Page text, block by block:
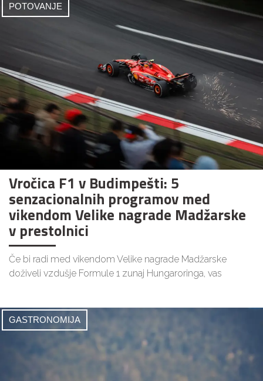
POTOVANJE
Vročica F1 v Budimpešti: 5
senzacionalnih programov med
vikendom Velike nagrade Madžarske
v prestolnici
Če bi radi med vikendom Velike nagrade Madžarske
doživeli vzdušje Formule 1 zunaj Hungaroringa, vas
GASTRONOMIJA